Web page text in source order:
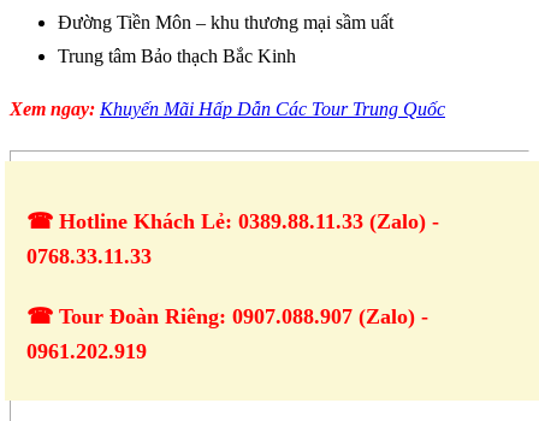
Đường Tiền Môn – khu thương mại sầm uất
Trung tâm Bảo thạch Bắc Kinh
Xem ngay: Khuyến Mãi Hấp Dẫn Các Tour Trung Quốc
☎ Hotline Khách Lẻ: 0389.88.11.33 (Zalo) -
0768.33.11.33
☎ Tour Đoàn Riêng: 0907.088.907 (Zalo) -
0961.202.919